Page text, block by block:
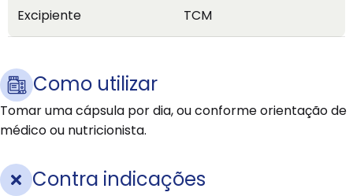
Excipiente TCM
Como utilizar
Tomar uma cápsula por dia, ou conforme orientação de
médico ou nutricionista.
Contra indicações